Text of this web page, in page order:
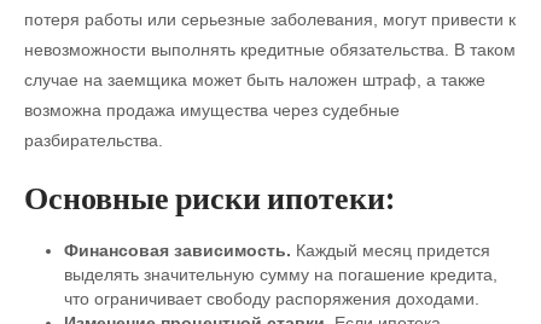
потеря работы или серьезные заболевания, могут привести к
невозможности выполнять кредитные обязательства. В таком
случае на заемщика может быть наложен штраф, а также
возможна продажа имущества через судебные
разбирательства.
Основные риски ипотеки:
Финансовая зависимость. Каждый месяц придется
выделять значительную сумму на погашение кредита,
что ограничивает свободу распоряжения доходами.